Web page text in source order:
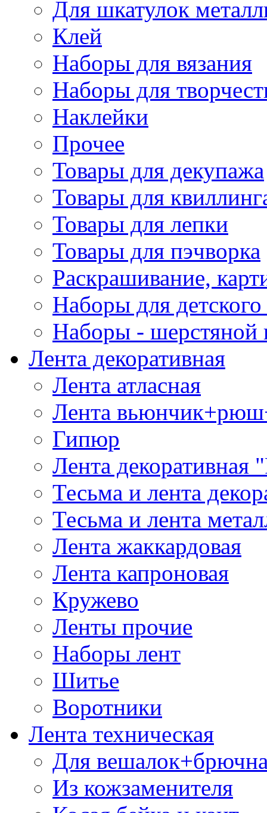
Для шкатулок
Клей
Наборы для вязания
Наборы для
Наклейки
Прочее
Товары для декупажа
Товары для
Товары для лепки
Товары для пэчворка
Раскрашивание,
Наборы для
Наборы - шерстяной
Лента декоративная
Лента атласная
Лента
Гипюр
Лента декоративная
Тесьма и лента
Тесьма и лента
Лента жаккардовая
Лента капроновая
Кружево
Ленты прочие
Наборы лент
Шитье
Воротники
Лента техническая
Для
Из кожзаменителя